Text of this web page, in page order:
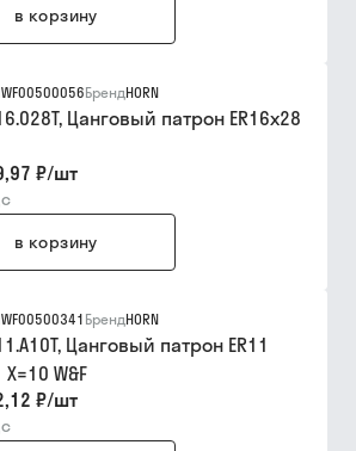
в корзину
WF00500056БрендHORN
Цанговый патрон ER16x28
₽/шт
в корзину
WF00500341 БрендHORN
Цанговый патрон ER11
W&F
₽/шт